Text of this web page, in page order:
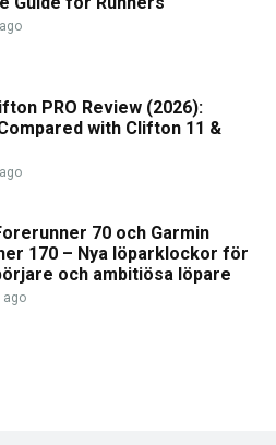
PRO Review (2026):
with Clifton 11 &
70 och Garmin
170 – Nya löparklockor för
och ambitiösa löpare
ago